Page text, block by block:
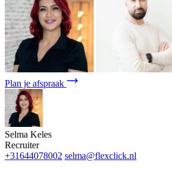
Plan je afspraak
Selma Keles
Recruiter
+31644078002 selma@flexclick.nl